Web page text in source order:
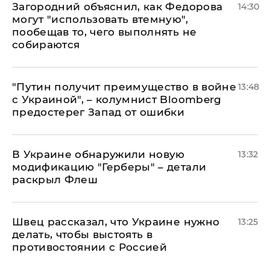
Загородний объяснил, как Федорова
могут "использовать втемную",
пообещав то, чего выполнять не
собираются
14:30
"Путин получит преимущество в войне
с Украиной", – колумнист Bloomberg
предостерег Запад от ошибки
13:48
В Украине обнаружили новую
модификацию "Герберы" – детали
раскрыл Флеш
13:32
Швец рассказал, что Украине нужно
делать, чтобы выстоять в
противостоянии с Россией
13:25